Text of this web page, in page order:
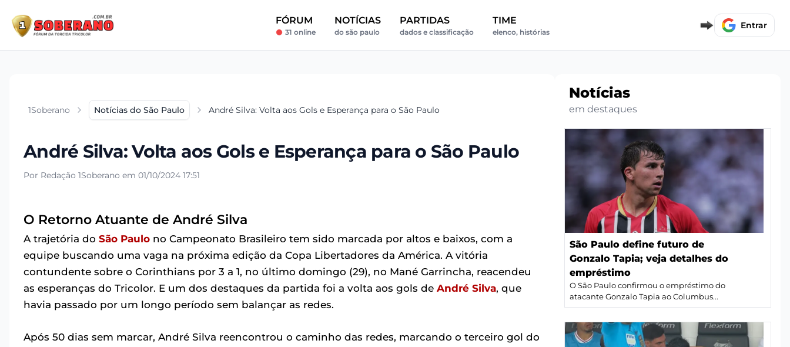
FÓRUM
31 online
NOTÍCIAS
do são paulo
PARTIDAS
dados e classificação
TIME
elenco, histórias
Entrar
1Soberano Notícias do São Paulo André Silva: Volta aos Gols e Esperança para o São Paulo
André Silva: Volta aos Gols e Esperança para o São Paulo
Por Redação 1Soberano em 01/10/2024 17:51
O Retorno Atuante de André Silva
A trajetória do São Paulo no Campeonato Brasileiro tem sido marcada por altos e baixos, com a
equipe buscando uma vaga na próxima edição da Copa Libertadores da América. A vitória
contundente sobre o Corinthians por 3 a 1, no último domingo (29), no Mané Garrincha, reacendeu
as esperanças do Tricolor. E um dos destaques da partida foi a volta aos gols de André Silva, que
havia passado por um longo período sem balançar as redes.
Após 50 dias sem marcar, André Silva reencontrou o caminho das redes, marcando o terceiro gol do
Notícias
em destaques
São Paulo define futuro de
Gonzalo Tapia; veja detalhes do
empréstimo
O São Paulo confirmou o empréstimo do
atacante Gonzalo Tapia ao Columbus...